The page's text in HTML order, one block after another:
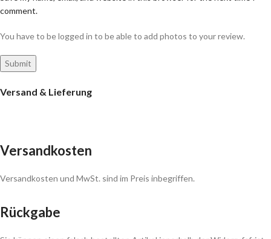
comment.
You have to be logged in to be able to add photos to your review.
Versand & Lieferung
Versandkosten
Versandkosten und MwSt. sind im Preis inbegriffen.
Rückgabe